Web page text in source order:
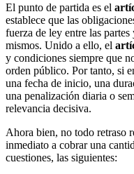
El punto de partida es el
establece que las
fuerza de ley entre las
mismos. Unido a ello, el
y condiciones siempre que
orden público. Por tanto, si
una fecha de inicio, una
una penalización diaria o
relevancia decisiva.
Ahora bien, no todo retraso
inmediato a cobrar una
cuestiones, las siguientes: